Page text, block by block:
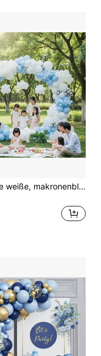
162 Stücke weiße, makronenblau, metallisch silberne Ballon Bogen Ständer, Boho Stil Latex Ballon Girlande Set, geeignet für Hochzeit, Gender Reveal Party, Verlobung, Geburtstag, Muttertag, Abschluss, Valentinstag, Party Dekoration, Veranstaltungsdekoration